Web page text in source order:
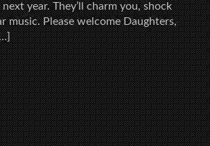
year. They’ll charm you, shock
Please welcome Daughters,